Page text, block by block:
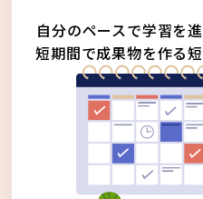
自分のペースで学習を
短期間で成果物を作る